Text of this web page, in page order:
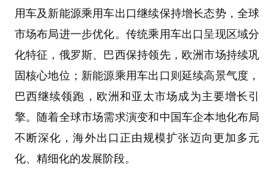
用车及新能源乘用车出口继续保持增长态势，全球
市场布局进一步优化。传统乘用车出口呈现区域分
化特征，俄罗斯、巴西保持领先，欧洲市场持续巩
固核心地位；新能源乘用车出口则延续高景气度，
巴西继续领跑，欧洲和亚太市场成为主要增长引
擎。随着全球市场需求演变和中国车企本地化布局
不断深化，海外出口正由规模扩张迈向更加多元
化、精细化的发展阶段。